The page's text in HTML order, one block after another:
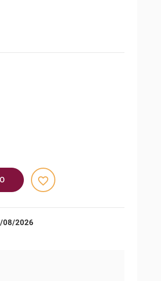
favorite_border
08/2026